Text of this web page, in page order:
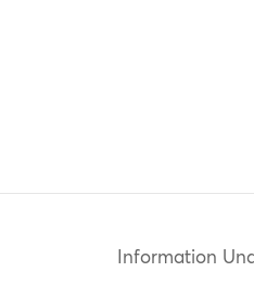
Information